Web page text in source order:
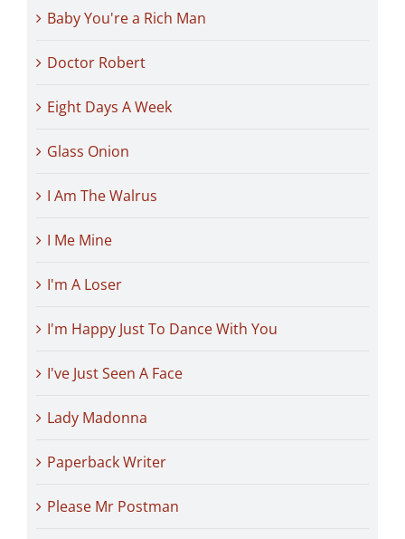
Baby You're a Rich Man
Doctor Robert
Eight Days A Week
Glass Onion
I Am The Walrus
I Me Mine
I'm A Loser
I'm Happy Just To Dance With You
I've Just Seen A Face
Lady Madonna
Paperback Writer
Please Mr Postman